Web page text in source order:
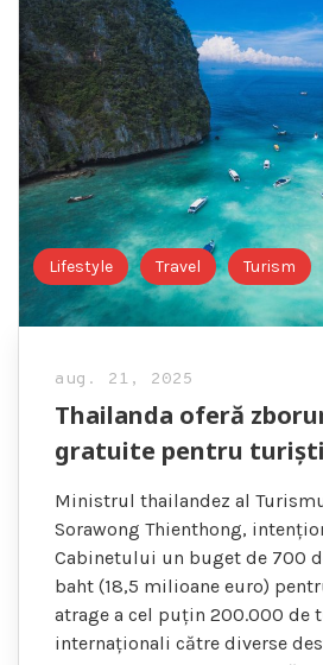
Lifestyle Travel Turism
aug. 21, 2025
Thailanda oferă
gratuite pentru
Ministrul thailandez al
Sorawong Thienthong,
Cabinetului un buget de 700
baht (18,5 milioane euro)
atrage a cel puțin 200.000 de
internaționali către diverse